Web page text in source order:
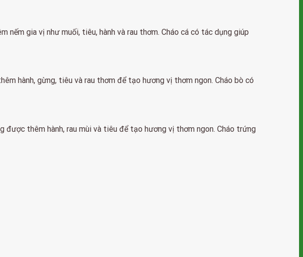
gia vị như muối, tiêu, hành và rau thơm. Cháo cá có tác dụng giúp
hành, gừng, tiêu và rau thơm để tạo hương vị thơm ngon. Cháo bò có
thêm hành, rau mùi và tiêu để tạo hương vị thơm ngon. Cháo trứng